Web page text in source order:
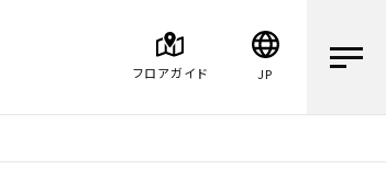
フロアガイド JP